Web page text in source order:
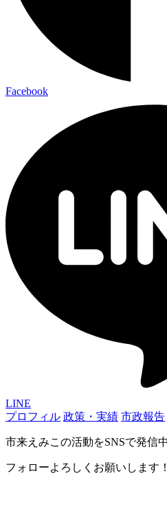
Facebook
LINE
プロフィル 政策・実績 市政報告
市来えみこの活動をSNSで発信中
フォローよろしくお願いします！